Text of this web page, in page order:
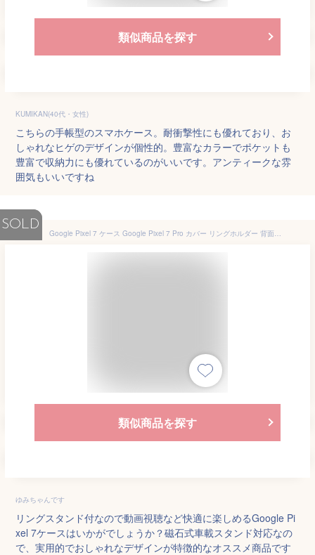
類似商品を探す
KUMIKAN(40代・女性)
こちらの手帳型のスマホケース。耐衝撃性にも優れており、お
しゃれなヒゲのデザインが個性的。豊富なカラーでポケットも
豊富で収納力にも優れているのがいいです。アンティークな雰
囲気もいいですね
SOLD
Google Pixel 7 ケース Google Pixel 7 Pro カバー リングホルダー 背面型 革製 google pixel 7 ケース google pixel 7 pro カバー グーグル ピクセル7 ケース リング付 google pixel 7 カバー シンプル 背面 スマホケース 車載用対応 TPU 保護ケース 耐衝撃 軽量 指紋防止
類似商品を探す
ゆみちゃんです
リングスタンド付なので動画視聴など快適に楽しめるGoogle Pi
xel 7ケースはいかがでしょうか？磁石式車載スタンド対応なの
で、実用的でおしゃれなデザインが特徴的なオススメ商品です